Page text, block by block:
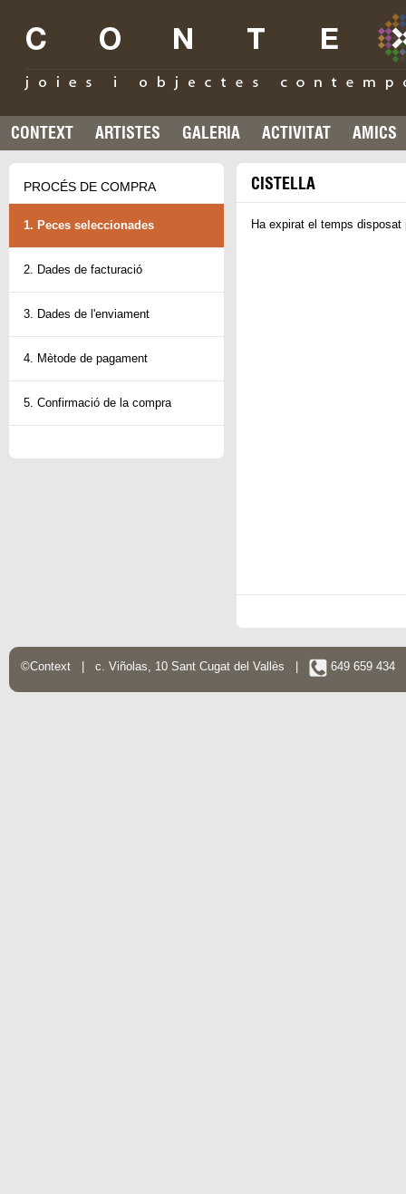
CONTEXT ARTISTES GALERIA ACTIVITAT AMICS
PROCÉS DE COMPRA
1. Peces seleccionades
2. Dades de facturació
3. Dades de l'enviament
4. Mètode de pagament
5. Confirmació de la compra
CISTELLA
Ha expirat el temps
©Context | c. Viñolas, 10 Sant Cugat del Vallès | 649 659